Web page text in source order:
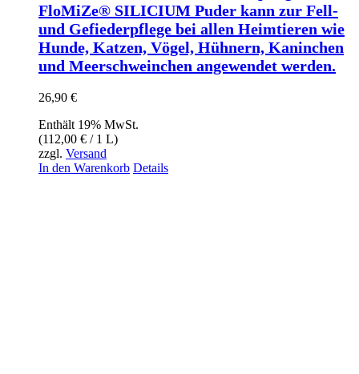
FloMiZe® SILICIUM Puder kann zur Fell-
und Gefiederpflege bei allen Heimtieren wie
Hunde, Katzen, Vögel, Hühnern, Kaninchen
und Meerschweinchen angewendet werden.
26,90 €
Enthält 19% MwSt.
(112,00 € / 1 L)
zzgl. Versand
In den Warenkorb Details